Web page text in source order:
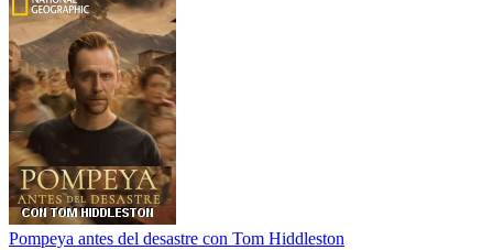
Pompeya antes del desastre con Tom Hiddleston